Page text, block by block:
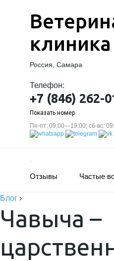
клиника
Россия, Самара
Телефон:
+7 (846) 262-
Показать номер
Пн-пт: 09:00—19:00; сб-вс:
Отзывы Частые
Блог ›
Чавыча –